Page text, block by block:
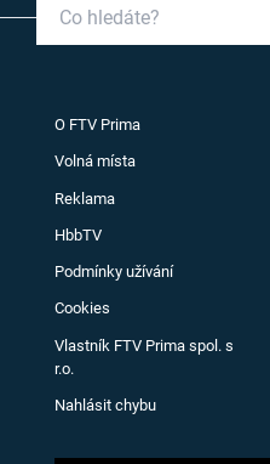
O FTV Prima
Volná místa
Reklama
HbbTV
Podmínky užívání
Cookies
Vlastník FTV Prima spol. s
r.o.
Nahlásit chybu